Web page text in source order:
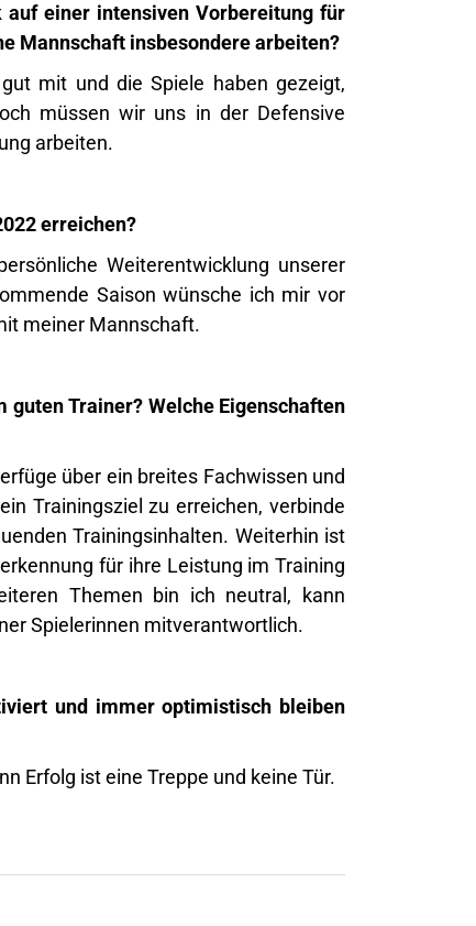
einer intensiven Vorbereitung für
Mannschaft insbesondere arbeiten?
mit und die Spiele haben gezeigt,
müssen wir uns in der Defensive
arbeiten.
erreichen?
Weiterentwicklung unserer
Saison wünsche ich mir vor
meiner Mannschaft.
guten Trainer? Welche Eigenschaften
über ein breites Fachwissen und
Trainingsziel zu erreichen, verbinde
Trainingsinhalten. Weiterhin ist
für ihre Leistung im Training
Themen bin ich neutral, kann
Spielerinnen mitverantwortlich.
und immer optimistisch bleiben
Erfolg ist eine Treppe und keine Tür.